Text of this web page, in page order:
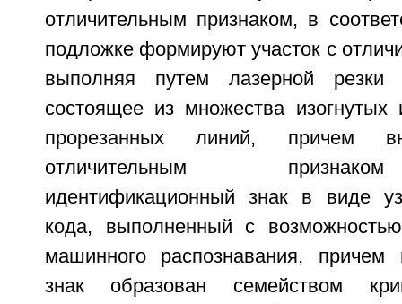
отличительным признаком, в
подложке формируют участок с
выполняя путем лазерной резки
состоящее из множества изогнутых
прорезанных линий, причем
отличительным
идентификационный знак в виде
кода, выполненный с
машинного распознавания, причем
знак образован семейством